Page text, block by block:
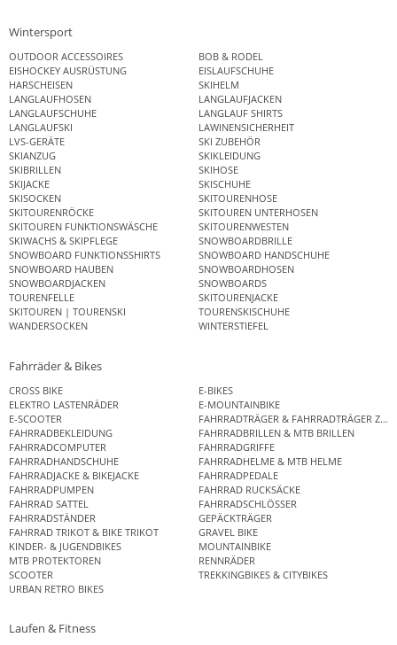
Wintersport
OUTDOOR ACCESSOIRES
BOB & RODEL
EISHOCKEY AUSRÜSTUNG
EISLAUFSCHUHE
HARSCHEISEN
SKIHELM
LANGLAUFHOSEN
LANGLAUFJACKEN
LANGLAUFSCHUHE
LANGLAUF SHIRTS
LANGLAUFSKI
LAWINENSICHERHEIT
LVS-GERÄTE
SKI ZUBEHÖR
SKIANZUG
SKIKLEIDUNG
SKIBRILLEN
SKIHOSE
SKIJACKE
SKISCHUHE
SKISOCKEN
SKITOURENHOSE
SKITOURENRÖCKE
SKITOUREN UNTERHOSEN
SKITOUREN FUNKTIONSWÄSCHE
SKITOURENWESTEN
SKIWACHS & SKIPFLEGE
SNOWBOARDBRILLE
SNOWBOARD FUNKTIONSSHIRTS
SNOWBOARD HANDSCHUHE
SNOWBOARD HAUBEN
SNOWBOARDHOSEN
SNOWBOARDJACKEN
SNOWBOARDS
TOURENFELLE
SKITOURENJACKE
SKITOUREN | TOURENSKI
TOURENSKISCHUHE
WANDERSOCKEN
WINTERSTIEFEL
Fahrräder & Bikes
CROSS BIKE
E-BIKES
ELEKTRO LASTENRÄDER
E-MOUNTAINBIKE
E-SCOOTER
FAHRRADTRÄGER & FAHRRADTRÄGER
FAHRRADBEKLEIDUNG
FAHRRADBRILLEN & MTB BRILLEN
FAHRRADCOMPUTER
FAHRRADGRIFFE
FAHRRADHANDSCHUHE
FAHRRADHELME & MTB HELME
FAHRRADJACKE & BIKEJACKE
FAHRRADPEDALE
FAHRRADPUMPEN
FAHRRAD RUCKSÄCKE
FAHRRAD SATTEL
FAHRRADSCHLÖSSER
FAHRRADSTÄNDER
GEPÄCKTRÄGER
FAHRRAD TRIKOT & BIKE TRIKOT
GRAVEL BIKE
KINDER- & JUGENDBIKES
MOUNTAINBIKE
MTB PROTEKTOREN
RENNRÄDER
SCOOTER
TREKKINGBIKES & CITYBIKES
URBAN RETRO BIKES
Laufen & Fitness